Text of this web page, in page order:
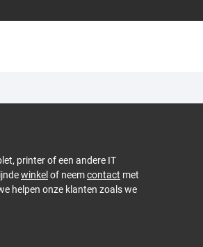
printer of een andere IT
winkel of neemcontact met
helpen onze klanten zoals we